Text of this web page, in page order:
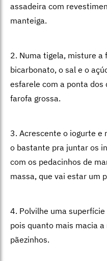
assadeira com
manteiga.
2. Numa tigela, misture a
bicarbonato, o sal e o
esfarele com a ponta dos
farofa grossa.
3. Acrescente o iogurte e
o bastante pra juntar os
com os pedacinhos de
massa, que vai estar um
4. Polvilhe uma
pois quanto mais macia
pãezinhos.